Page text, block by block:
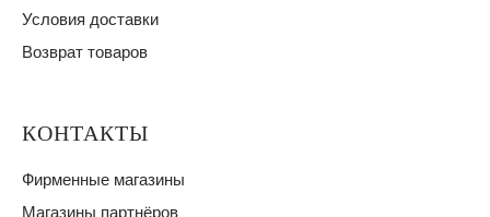
Условия доставки
Возврат товаров
КОНТАКТЫ
Фирменные магазины
Магазины партнёров